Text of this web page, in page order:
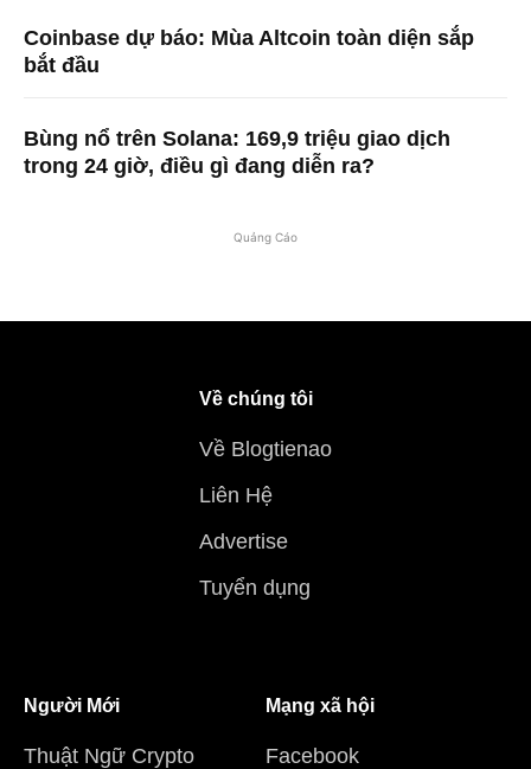
Coinbase dự báo: Mùa Altcoin toàn diện sắp
bắt đầu
Bùng nổ trên Solana: 169,9 triệu giao dịch
trong 24 giờ, điều gì đang diễn ra?
Quảng Cáo
Về chúng tôi
Về Blogtienao
Liên Hệ
Advertise
Tuyển dụng
Người Mới
Thuật Ngữ Crypto
Mạng xã hội
Facebook